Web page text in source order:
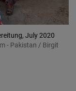
July 2020
- Pakistan / Birgit